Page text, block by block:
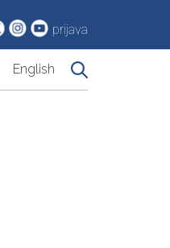
prijava
English